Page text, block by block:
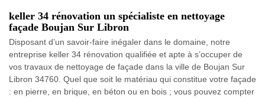
keller 34 rénovation un spécialiste en nettoyage
façade Boujan Sur Libron
Disposant d’un savoir-faire inégaler dans le domaine, notre
entreprise keller 34 rénovation qualifiée et apte à s’occuper de
vos travaux de nettoyage de façade dans la ville de Boujan Sur
Libron 34760. Quel que soit le matériau qui constitue votre façade
: en pierre, en brique, en béton ou en bois ; vous pouvez compter